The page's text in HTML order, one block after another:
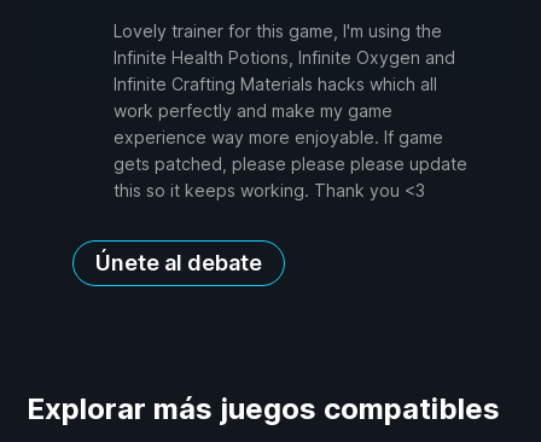
Lovely trainer for this game, I'm using the
Infinite Health Potions, Infinite Oxygen and
Infinite Crafting Materials hacks which all
work perfectly and make my game
experience way more enjoyable. If game
gets patched, please please please update
this so it keeps working. Thank you <3
Únete al debate
Explorar más juegos compatibles